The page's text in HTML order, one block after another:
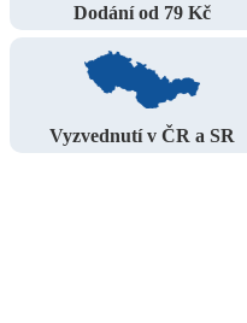
Dodání od 79 Kč
Vyzvednutí v ČR a SR